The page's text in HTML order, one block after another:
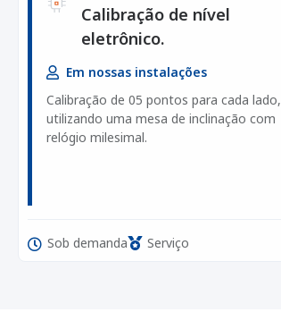
Calibração de nível
eletrônico.
Em nossas instalações
Calibração de 05 pontos para cada lado,
utilizando uma mesa de inclinação com
relógio milesimal.
Sob demanda Serviço